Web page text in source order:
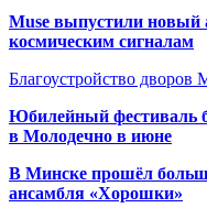
Muse выпустили
космическим сигналам
Благоустройство дворов
Юбилейный фестиваль
в Молодечно в июне
В Минске прошёл
ансамбля «Хорошки»